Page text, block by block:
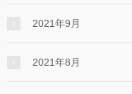
2021年9月
2021年8月